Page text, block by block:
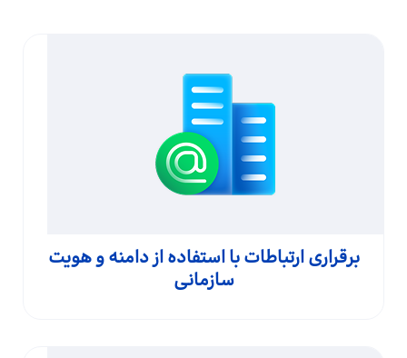
برقراری ارتباطات با استفاده از دامنه و هویت
سازمانی